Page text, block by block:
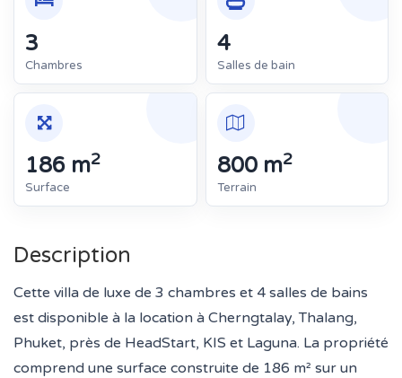
3
Chambres
4
Salles de bain
186 m2
Surface
800 m2
Terrain
Description
Cette villa de luxe de 3 chambres et 4 salles de bains
est disponible à la location à Cherngtalay, Thalang,
Phuket, près de HeadStart, KIS et Laguna. La propriété
comprend une surface construite de 186 m² sur un